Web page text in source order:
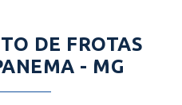
DE FROTAS
- MG